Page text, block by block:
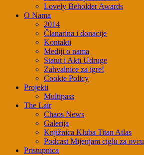
Lovely Beholder Awards
O Nama
2014
Članarina i donacije
Kontakti
Mediji o nama
Statut i Akti Udruge
Zahvalnice za igre!
Cookie Policy
Projekti
Multipass
The Lair
Chaos News
Galerija
Knjižnica Kluba Titan Atlas
Podcast Mijenjam ciglu za ovcu
Pristupnica